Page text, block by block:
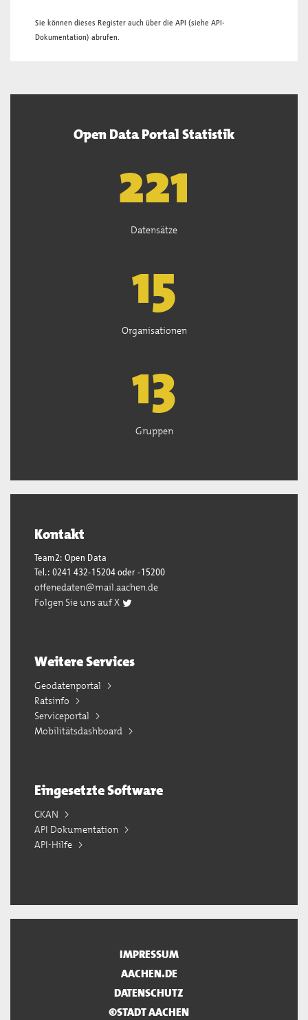
Sie können dieses Register auch über die API (siehe API-
Dokumentation) abrufen.
Open Data Portal Statistik
222
Datensätze
15
Organisationen
13
Gruppen
Kontakt
Team2: Open Data
Tel.: 0241 432-15204 oder -15200
offenedaten@mail.aachen.de
Folgen Sie uns auf X
Weitere Services
Geodatenportal
Ratsinfo
Serviceportal
Mobilitätsdashboard
Eingesetzte Software
CKAN
API Dokumentation
API-Hilfe
IMPRESSUM
AACHEN.DE
DATENSCHUTZ
©STADT AACHEN